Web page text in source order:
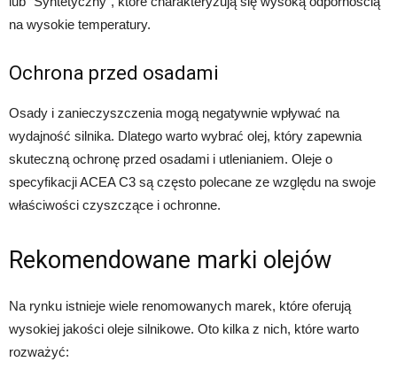
na wysokie temperatury.
Ochrona przed osadami
Osady i zanieczyszczenia mogą negatywnie wpływać na
wydajność silnika. Dlatego warto wybrać olej, który zapewnia
skuteczną ochronę przed osadami i utlenianiem. Oleje o
specyfikacji ACEA C3 są często polecane ze względu na swoje
właściwości czyszczące i ochronne.
Rekomendowane marki olejów
Na rynku istnieje wiele renomowanych marek, które oferują
wysokiej jakości oleje silnikowe. Oto kilka z nich, które warto
rozważyć: